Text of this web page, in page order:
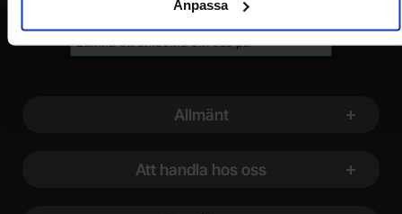
Anpassa
Allmänt
Att handla hos oss